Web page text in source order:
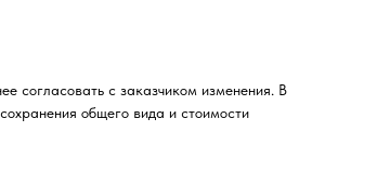
согласовать с заказчиком изменения. В
общего вида и стоимости